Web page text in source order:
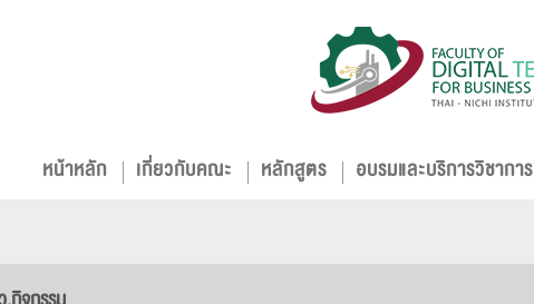
หน้าหลัก เกี่ยวกับคณะ หลักสูตร อบรมและบริการวิชาการ